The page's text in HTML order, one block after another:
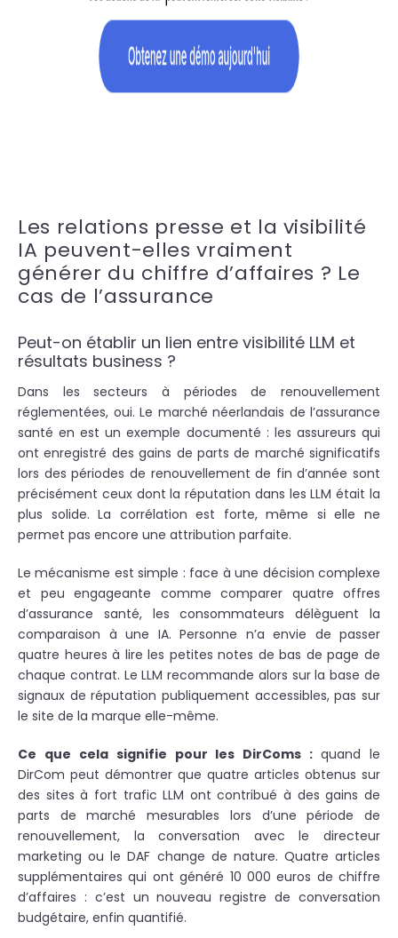
Les relations presse et la visibilité
IA peuvent-elles vraiment
générer du chiffre d’affaires ? Le
cas de l’assurance
Peut-on établir un lien entre visibilité LLM et
résultats business ?
Dans les secteurs à périodes de renouvellement
réglementées, oui. Le marché néerlandais de l’assurance
santé en est un exemple documenté : les assureurs qui
ont enregistré des gains de parts de marché significatifs
lors des périodes de renouvellement de fin d’année sont
précisément ceux dont la réputation dans les LLM était la
plus solide. La corrélation est forte, même si elle ne
permet pas encore une attribution parfaite.
Le mécanisme est simple : face à une décision complexe
et peu engageante comme comparer quatre offres
d’assurance santé, les consommateurs délèguent la
comparaison à une IA. Personne n’a envie de passer
quatre heures à lire les petites notes de bas de page de
chaque contrat. Le LLM recommande alors sur la base de
signaux de réputation publiquement accessibles, pas sur
le site de la marque elle-même.
Ce que cela signifie pour les DirComs :quand le
DirCom peut démontrer que quatre articles obtenus sur
des sites à fort trafic LLM ont contribué à des gains de
parts de marché mesurables lors d’une période de
renouvellement, la conversation avec le directeur
marketing ou le DAF change de nature. Quatre articles
supplémentaires qui ont généré 10 000 euros de chiffre
d’affaires : c’est un nouveau registre de conversation
budgétaire, enfin quantifié.